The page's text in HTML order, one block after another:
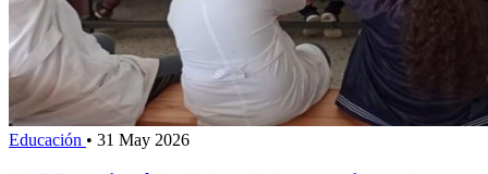
Educación • 31 May 2026